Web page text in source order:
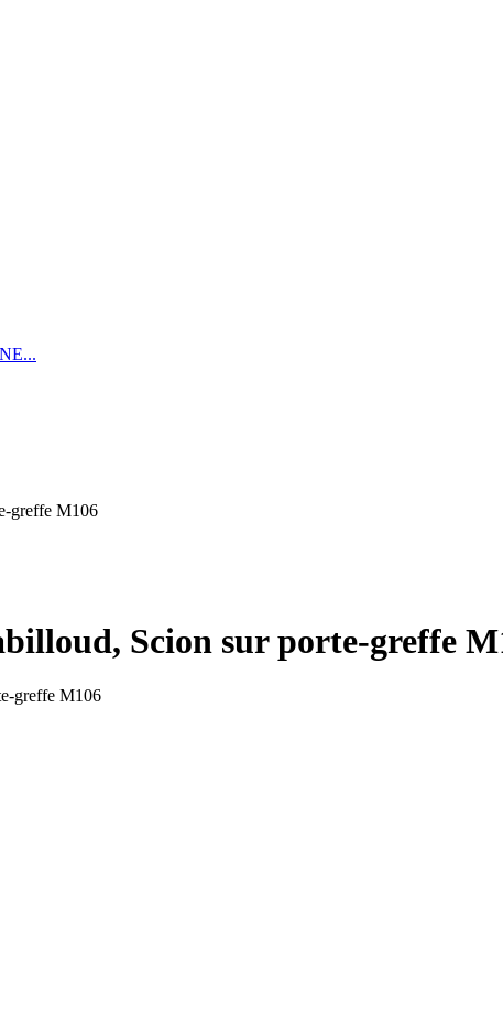
greffe M106
Scion sur porte-greffe